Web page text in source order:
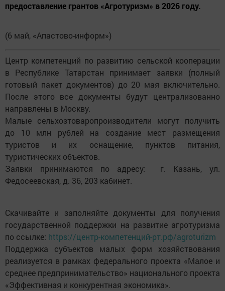
предоставление грантов «Агротуризм» в 2026 году.
(6 май, «Апастово-информ»)
Центр компетенций по развитию сельской кооперации
в Республике Татарстан принимает заявки (полный
готовый пакет документов) до 20 мая включительно.
После этого все документы будут централизованно
направлены в Москву.
Малые сельхозтоваропроизводители могут получить
до 10 млн рублей на создание мест размещения
туристов и их оснащение, пунктов питания,
туристических объектов.
Заявки принимаются по адресу: г. Казань, ул.
Федосеевская, д. 36, 203 кабинет.
Скачивайте и заполняйте документы для получения
государственной поддержки на развитие агротуризма
по ссылке: https://центр-компетенций-рт.рф/agroturizm
Поддержка субъектов малых форм хозяйствования
реализуется в рамках федерального проекта «Малое и
среднее предпринимательство» национального проекта
«Эффективная и конкурентная экономика».